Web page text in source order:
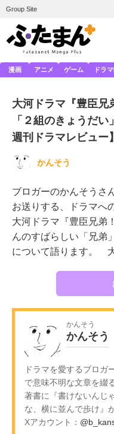
Group Site
漫画 アニメ ゲーム ドラ
大河ドラマ『豊臣兄
「２組のきょうだ
週刊ドラマレビュー】
かんそう
ブロガーのかんそうさ
お送りする、ドラマへ
大河ドラマ『豊臣兄弟
んのすばらしい「兄弟
について語ります。
かんそう
かんそう
ドラマを愛するブロガ
で意味不明な文章を綴
著書に『書けないんじ
な、横に並んで歩け』
Xアカウント：